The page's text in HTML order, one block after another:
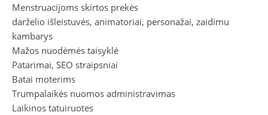
Menstruacijoms skirtos prekės
darželio išleistuvės, animatoriai, personažai, zaidimu
kambarys
Mažos nuodėmės taisyklė
Patarimai, SEO straipsniai
Batai moterims
Trumpalaikės nuomos administravimas
Laikinos tatuiruotes